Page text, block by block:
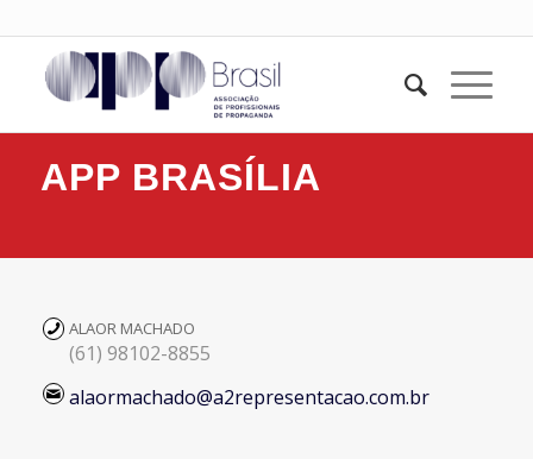
APP BRASÍLIA
ALAOR MACHADO
(61) 98102-8855
alaormachado@a2representacao.com.br